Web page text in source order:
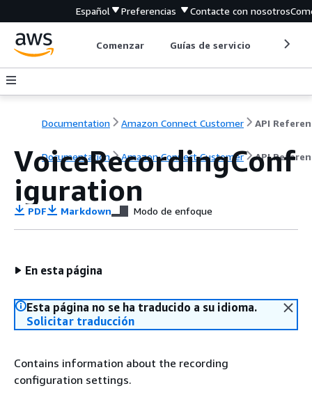
Español Preferencias Contacte con nosotros
Comenzar Guías de servicio
Documentation Amazon Connect Customer API
Documentation Amazon Connect Customer API
VoiceRecordingConf
iguration
PDF Markdown Modo de enfoque
En esta página
Esta página no se ha traducido a su idioma.
Solicitar traducción
Contains information about the recording
configuration settings.